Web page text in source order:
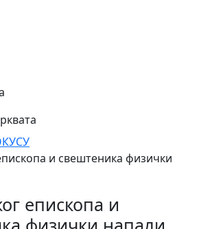
и свештеника физички
епископа и